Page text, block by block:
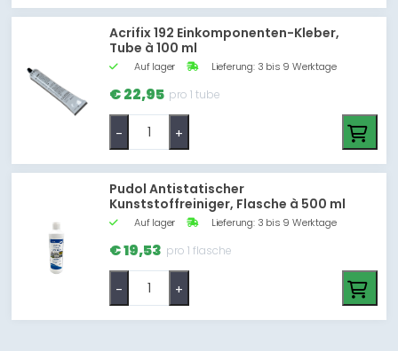
Acrifix 192 Einkomponenten-Kleber,
Tube à 100 ml
Auf lager Lieferung: 3 bis 9 Werktage
€ 22,95 pro 1 tube
- +
Pudol Antistatischer
Kunststoffreiniger, Flasche à 500 ml
Auf lager Lieferung: 3 bis 9 Werktage
€ 19,53 pro 1 flasche
- +